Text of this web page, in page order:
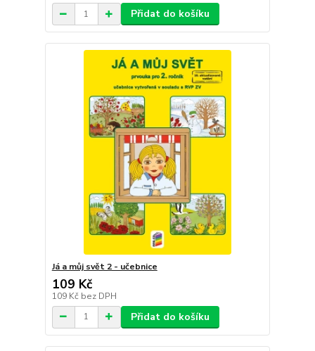
Přidat do košíku
Já a můj svět 2 - učebnice
109 Kč
109 Kč bez DPH
Přidat do košíku